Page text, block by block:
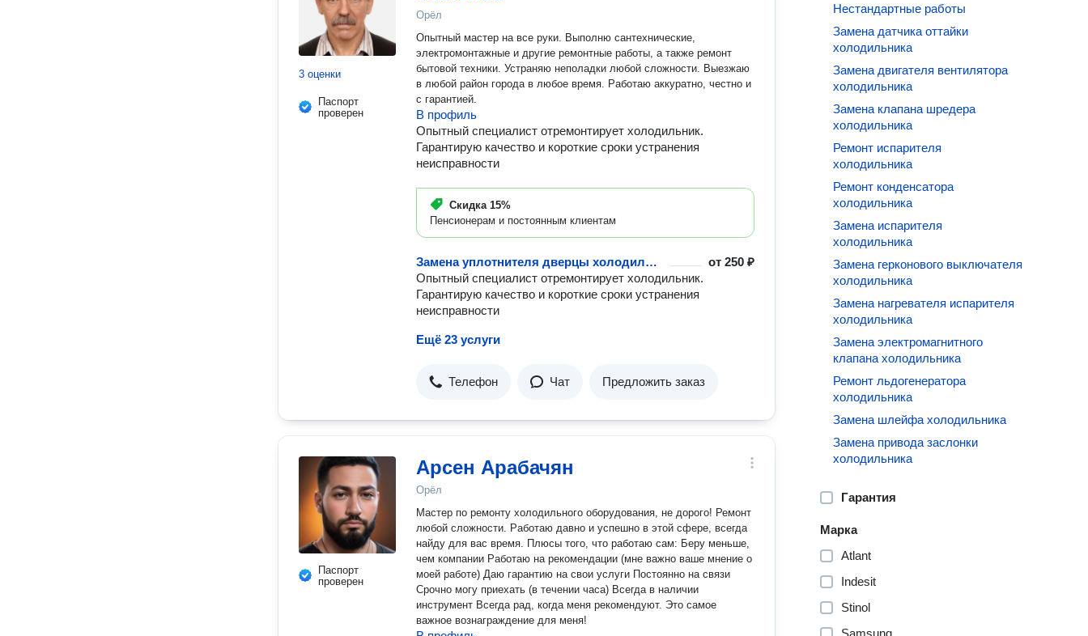
3 оценки
Паспорт
проверен
Орёл
Опытный мастер на все руки. Выполню сантехнические,
электромонтажные и другие ремонтные работы, а также ремонт
бытовой техники. Устраняю неполадки любой сложности. Выезжаю
в любой район города в любое время. Работаю аккуратно, честно и
с гарантией.
В профиль
Опытный специалист отремонтирует холодильник.
Гарантирую качество и короткие сроки устранения
неисправности
Скидка 15%
Пенсионерам и постоянным клиентам
Замена уплотнителя дверцы холодильника от250 ₽
Опытный специалист отремонтирует холодильник.
Гарантирую качество и короткие сроки устранения
неисправности
Ещё 23 услуги
Телефон Чат Предложить заказ
Паспорт
проверен
Арсен Арабачян
Орёл
Мастер по ремонту холодильного оборудования, не дорого! Ремонт
любой сложности. Работаю давно и успешно в этой сфере, всегда
найду для вас время. Плюсы того, что работаю сам: Беру меньше,
чем компании Работаю на рекомендации (мне важно ваше мнение о
моей работе) Даю гарантию на свои услуги Постоянно на связи
Срочно могу приехать (в течении часа) Всегда в наличии
инструмент Всегда рад, когда меня рекомендуют. Это самое
важное вознаграждение для меня!
Нестандартные работы
Замена датчика оттайки
холодильника
Замена двигателя вентилятора
холодильника
Замена клапана шредера
холодильника
Ремонт испарителя
холодильника
Ремонт конденсатора
холодильника
Замена испарителя
холодильника
Замена герконового выключателя
холодильника
Замена нагревателя испарителя
холодильника
Замена электромагнитного
клапана холодильника
Ремонт льдогенератора
холодильника
Замена шлейфа холодильника
Замена привода заслонки
холодильника
Гарантия
Марка
Atlant
Indesit
Stinol
Samsung